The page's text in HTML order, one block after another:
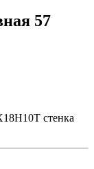
57
стенка